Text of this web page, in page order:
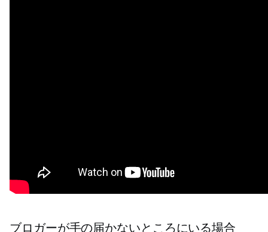
ブロガーが手の届かないところにいる場合